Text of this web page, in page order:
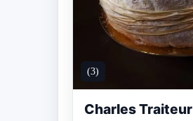
(3)
Charles Traiteur